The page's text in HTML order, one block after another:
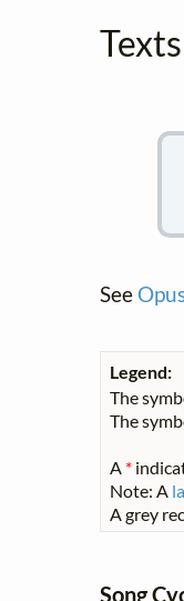
See
Legend:
The
The
A *
Note: A
A grey
Song